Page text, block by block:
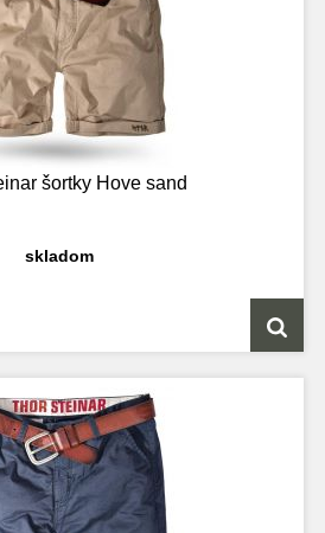
šortky Hove sand
skladom